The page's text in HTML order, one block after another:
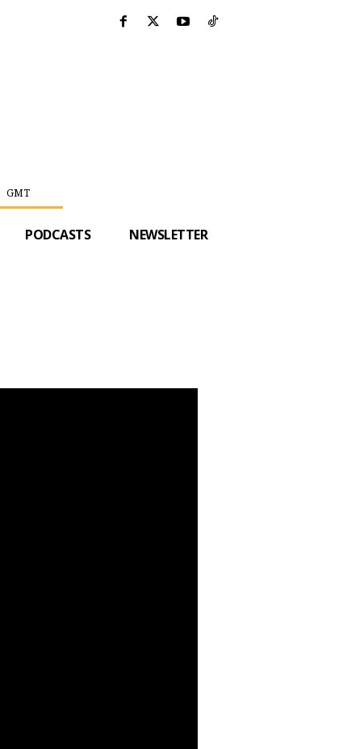
GMT
PODCASTS NEWSLETTER